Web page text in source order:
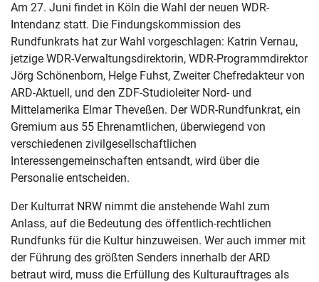
Am 27. Juni findet in Köln die Wahl der neuen WDR-
Intendanz statt. Die Findungskommission des
Rundfunkrats hat zur Wahl vorgeschlagen: Katrin Vernau,
jetzige WDR-Verwaltungsdirektorin, WDR-Programmdirektor
Jörg Schönenborn, Helge Fuhst, Zweiter Chefredakteur von
ARD-Aktuell, und den ZDF-Studioleiter Nord- und
Mittelamerika Elmar Theveßen. Der WDR-Rundfunkrat, ein
Gremium aus 55 Ehrenamtlichen, überwiegend von
verschiedenen zivilgesellschaftlichen
Interessengemeinschaften entsandt, wird über die
Personalie entscheiden.
Der Kulturrat NRW nimmt die anstehende Wahl zum
Anlass, auf die Bedeutung des öffentlich-rechtlichen
Rundfunks für die Kultur hinzuweisen. Wer auch immer mit
der Führung des größten Senders innerhalb der ARD
betraut wird, muss die Erfüllung des Kulturauftrages als